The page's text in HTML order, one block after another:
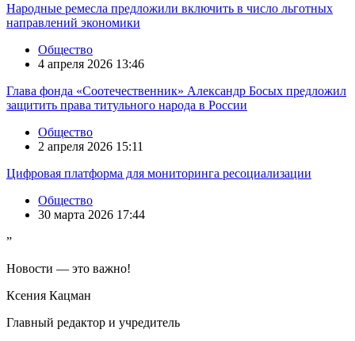
Народные ремесла предложили включить в число льготных
направлений экономики
Общество
4 апреля 2026 13:46
Глава фонда «Соотечественник» Александр Босых предложил
защитить права титульного народа в России
Общество
2 апреля 2026 15:11
Цифровая платформа для мониторинга ресоциализации
Общество
30 марта 2026 17:44
”
Новости — это важно!
Ксения Кацман
Главный редактор и учредитель